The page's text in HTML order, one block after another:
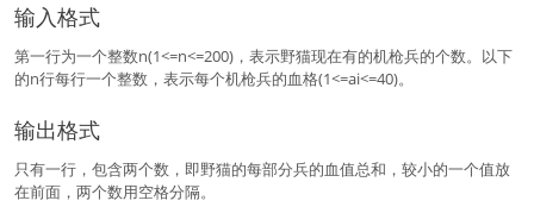
输入格式
第一行为一个整数n(1<=n<=200)，表示野猫现在有的机枪兵的个数。以下
的n行每行一个整数，表示每个机枪兵的血格(1<=ai<=40)。
输出格式
只有一行，包含两个数，即野猫的每部分兵的血值总和，较小的一个值放
在前面，两个数用空格分隔。